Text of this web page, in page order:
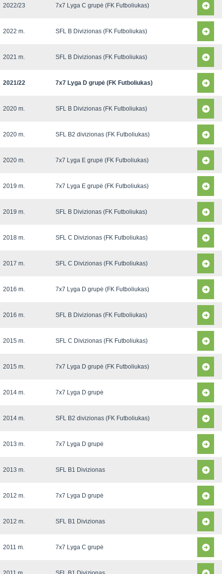
2022/23 7x7 Lyga C grupė (FK Futboliukas)
2022 m. SFL B Divizionas (FK Futboliukas)
2021 m. SFL B Divizionas (FK Futboliukas)
2021/22 7x7 Lyga D grupė (FK Futboliukas)
2020 m. SFL B Divizionas (FK Futboliukas)
2020 m. SFL B2 divizionas (FK Futboliukas)
2020 m. 7x7 Lyga E grupė (FK Futboliukas)
2019 m. 7x7 Lyga E grupė (FK Futboliukas)
2019 m. SFL B Divizionas (FK Futboliukas)
2018 m. SFL C Divizionas (FK Futboliukas)
2017 m. SFL C Divizionas (FK Futboliukas)
2016 m. 7x7 Lyga D grupė (FK Futboliukas)
2016 m. SFL B Divizionas (FK Futboliukas)
2015 m. SFL C Divizionas (FK Futboliukas)
2015 m. 7x7 Lyga D grupė (FK Futboliukas)
2014 m. 7x7 Lyga D grupė
2014 m. SFL B2 divizionas (FK Futboliukas)
2013 m. 7x7 Lyga D grupė
2013 m. SFL B1 Divizionas
2012 m. 7x7 Lyga D grupė
2012 m. SFL B1 Divizionas
2011 m. 7x7 Lyga C grupė